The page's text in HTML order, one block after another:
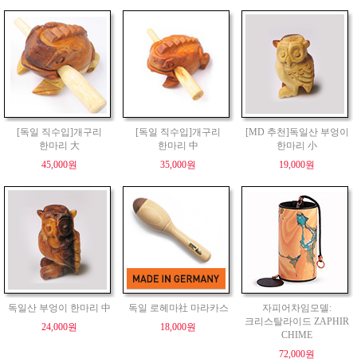
[독일 직수입]개구리
한마리 大
45,000원
[독일 직수입]개구리
한마리 中
35,000원
[MD 추천]독일산 부엉이
한마리 小
19,000원
독일산 부엉이 한마리 中
24,000원
독일 로헤마社 마라카스
18,000원
자피어차임모델:
크리스탈라이드 ZAPHIR
CHIME
72,000원